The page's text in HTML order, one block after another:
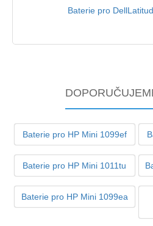
Baterie pro
Baterie pro HP Mini 1099ef
Baterie pro HP Mini 1011tu
Baterie pro HP Mini 1099ea